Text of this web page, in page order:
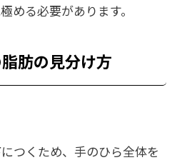
める必要があります。
肪の見分け方
つくため、手のひら全体を